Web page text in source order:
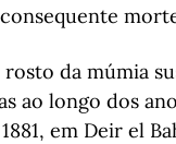
rosto da múmia
ao longo dos
em Deir el